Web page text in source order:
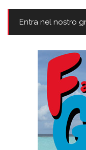
Entra nel nostro